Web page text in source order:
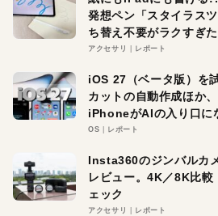
発想ペン「スタイラス
ち替え不要がラクすぎた
アクセサリ レポート
iOS 27（ベータ版）を
カットの自動作成ほか
iPhoneがAIの入り口に
OS レポート
Insta360のジンバルカ
レビュー。4K／8K比較
ェック
アクセサリ レポート